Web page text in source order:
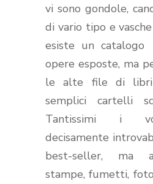
vi sono gondole,
di vario tipo e
esiste un
opere esposte, ma
le alte file di libri
semplici cartelli
Tantissimi i
decisamente
best-seller, ma
stampe, fumetti,